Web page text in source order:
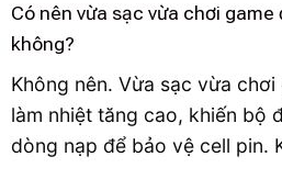
Có nên vừa sạc vừa chơi game
không?
Không nên. Vừa sạc vừa
làm nhiệt tăng cao, khiến bộ
dòng nạp để bảo vệ cell pin.